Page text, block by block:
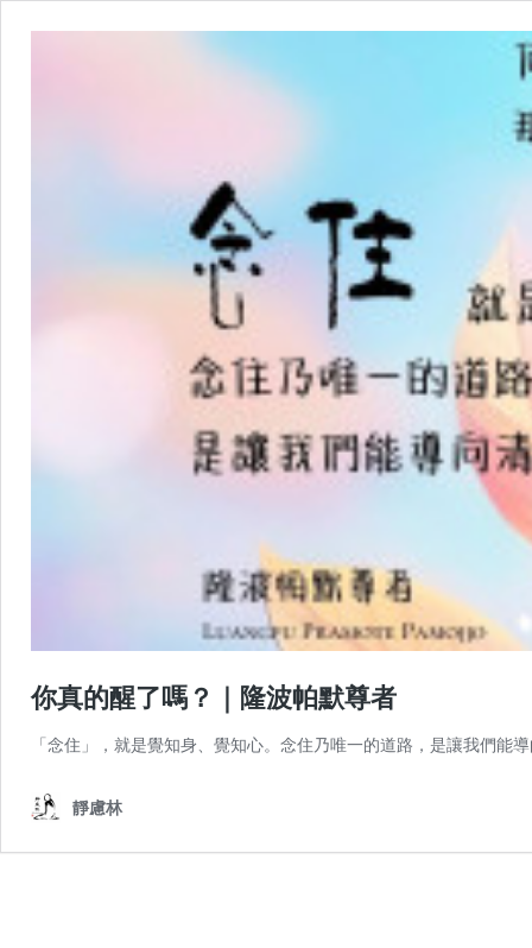
你真的醒了嗎？｜隆波帕默尊者
「念住」，就是覺知身、覺知心。念住乃唯一的道路，是讓我們能
靜慮林